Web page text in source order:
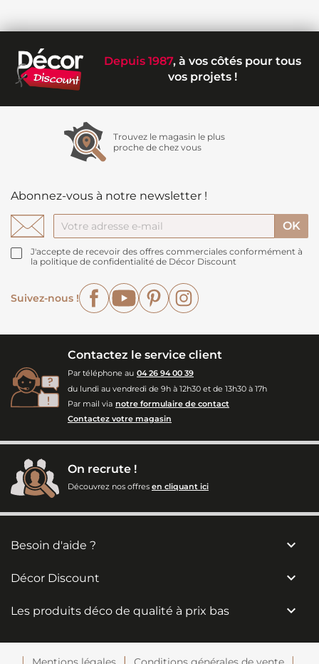
Depuis 1987, à vos côtés pour tous
vos projets !
Trouvez le magasin le plus
proche de chez vous
Abonnez-vous à notre newsletter !
J'accepte de recevoir des offres commerciales conformément à
la politique de confidentialité de Décor Discount
Suivez-nous !
FacebookYouTubePinterest
Contactez le service client
Par téléphone au 04 26 94 00 39
du lundi au vendredi de 9h à 12h30 et de 13h30 à 17h
Par mail via notre formulaire de contact
Contactez votre magasin
On recrute !
Découvrez nos offres en cliquant ici
Besoin d'aide ? 
Décor Discount 
Les produits déco de qualité à prix bas 